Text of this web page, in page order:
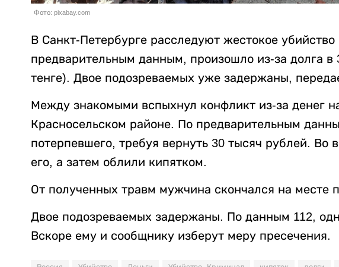
Фото: pixabay.com
В Санкт-Петербурге расследуют жестокое
предварительным данным, произошло из-за долга в
тенге). Двое подозреваемых уже задержаны,
Между знакомыми вспыхнул конфликт из-за денег
Красносельском районе. По предварительным
потерпевшего, требуя вернуть 30 тысяч рублей. Во
его, а затем облили кипятком.
От полученных травм мужчина скончался на месте
Двое подозреваемых задержаны. По данным 112,
Вскоре ему и сообщнику изберут меру пресечения.